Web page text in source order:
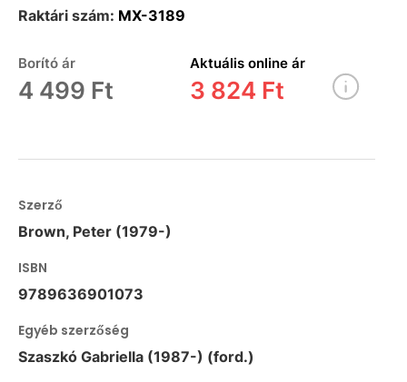
Raktári szám: MX-3189
Borító ár
4 499 Ft
Aktuális online ár
3 824 Ft
Szerző
Brown, Peter (1979-)
ISBN
9789636901073
Egyéb szerzőség
Szaszkó Gabriella (1987-) (ford.)